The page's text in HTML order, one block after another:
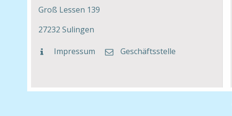
Groß Lessen 139
27232 Sulingen
Impressum Geschäftsstelle